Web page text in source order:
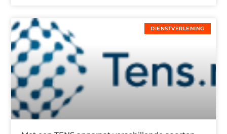
DIENSTVERLENING